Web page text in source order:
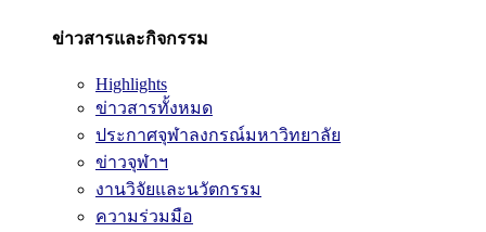
ข่าวสารและกิจกรรม
Highlights
ข่าวสารทั้งหมด
ประกาศจุฬาลงกรณ์มหาวิทยาลัย
ข่าวจุฬาฯ
งานวิจัยและนวัตกรรม
ความร่วมมือ